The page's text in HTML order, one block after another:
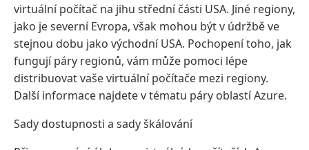
virtuální počítač na jihu střední části USA. Jiné regiony,
jako je severní Evropa, však mohou být v údržbě ve
stejnou dobu jako východní USA. Pochopení toho, jak
fungují páry regionů, vám může pomoci lépe
distribuovat vaše virtuální počítače mezi regiony.
Další informace najdete v tématu páry oblastí Azure.
Sady dostupnosti a sady škálování